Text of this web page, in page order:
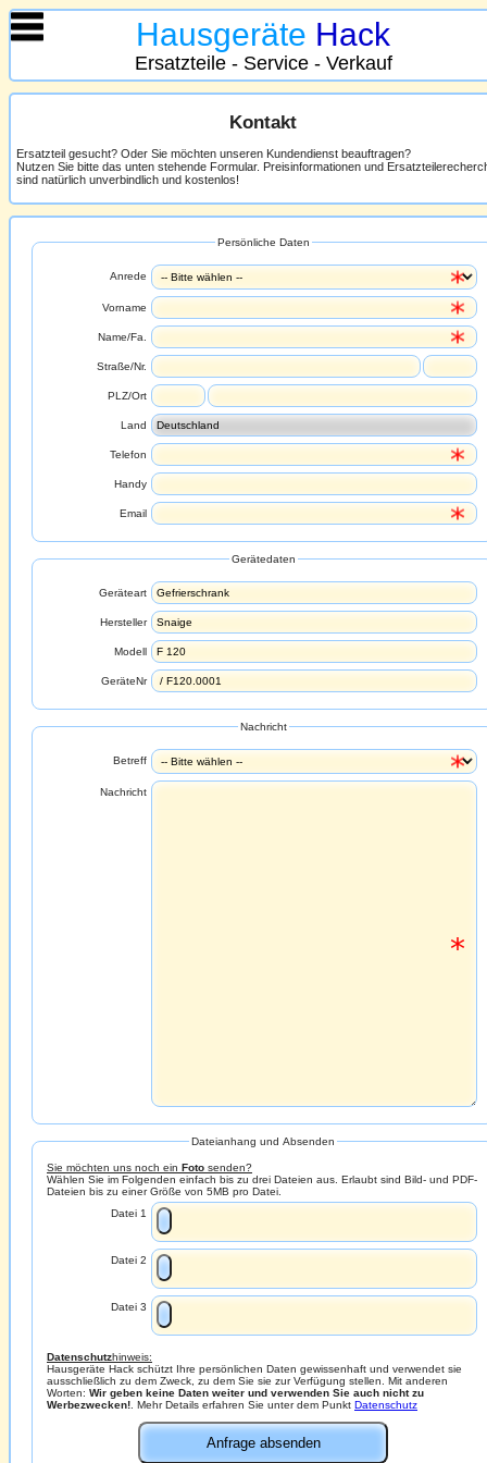
Hausgeräte Hack
Ersatzteile - Service - Verkauf
Kontakt
Ersatzteil gesucht? Oder Sie möchten unseren Kundendienst beauftragen?
Nutzen Sie bitte das unten stehende Formular. Preisinformationen und
sind natürlich unverbindlich und kostenlos!
Persönliche Daten
Anrede
Vorname
Name/Fa.
Straße/Nr.
PLZ/Ort
Land
Telefon
Handy
Email
Gerätedaten
Geräteart
Hersteller
Modell
GeräteNr
Nachricht
Betreff
Nachricht
Dateianhang und Absenden
Sie möchten uns noch ein Foto senden?
Wählen Sie im Folgenden einfach bis zu drei Dateien aus. Erlaubt sind Bild- und PDF-
Dateien bis zu einer Größe von 5MB pro Datei.
Datei 1
Datei 2
Datei 3
Datenschutzhinweis:
Hausgeräte Hack schützt Ihre persönlichen Daten gewissenhaft und verwendet sie
ausschließlich zu dem Zweck, zu dem Sie sie zur Verfügung stellen. Mit anderen
Worten: Wir geben keine Daten weiter und verwenden Sie auch nicht zu
Werbezwecken!. Mehr Details erfahren Sie unter dem Punkt Datenschutz